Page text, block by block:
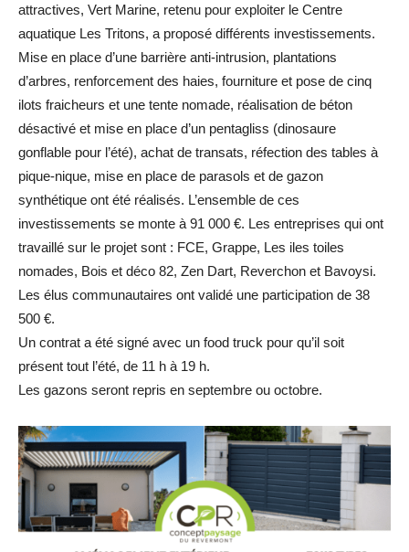
attractives, Vert Marine, retenu pour exploiter le Centre
aquatique Les Tritons, a proposé différents investissements.
Mise en place d’une barrière anti-intrusion, plantations
d’arbres, renforcement des haies, fourniture et pose de cinq
ilots fraicheurs et une tente nomade, réalisation de béton
désactivé et mise en place d’un pentagliss (dinosaure
gonflable pour l’été), achat de transats, réfection des tables à
pique-nique, mise en place de parasols et de gazon
synthétique ont été réalisés. L’ensemble de ces
investissements se monte à 91 000 €. Les entreprises qui ont
travaillé sur le projet sont : FCE, Grappe, Les iles toiles
nomades, Bois et déco 82, Zen Dart, Reverchon et Bavoysi.
Les élus communautaires ont validé une participation de 38
500 €.
Un contrat a été signé avec un food truck pour qu’il soit
présent tout l’été, de 11 h à 19 h.
Les gazons seront repris en septembre ou octobre.